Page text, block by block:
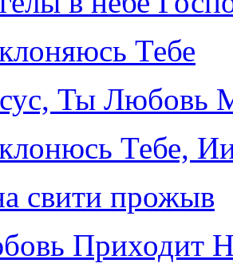
Тебе
Ты Любовь
Тебе,
свити прожыв
Приходит